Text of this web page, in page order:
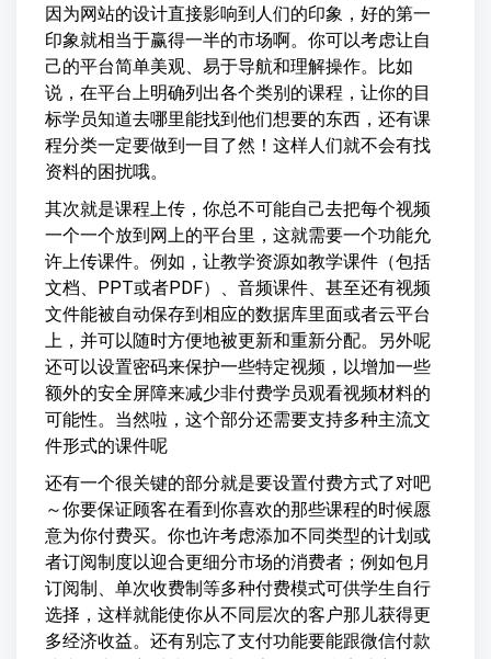
因为网站的设计直接影响到人们的印象，好的第一
印象就相当于赢得一半的市场啊。你可以考虑让自
己的平台简单美观、易于导航和理解操作。比如
说，在平台上明确列出各个类别的课程，让你的目
标学员知道去哪里能找到他们想要的东西，还有课
程分类一定要做到一目了然！这样人们就不会有找
资料的困扰哦。
其次就是课程上传，你总不可能自己去把每个视频
一个一个放到网上的平台里，这就需要一个功能允
许上传课件。例如，让教学资源如教学课件（包括
文档、PPT或者PDF）、音频课件、甚至还有视频
文件能被自动保存到相应的数据库里面或者云平台
上，并可以随时方便地被更新和重新分配。另外呢
还可以设置密码来保护一些特定视频，以增加一些
额外的安全屏障来减少非付费学员观看视频材料的
可能性。当然啦，这个部分还需要支持多种主流文
件形式的课件呢
还有一个很关键的部分就是要设置付费方式了对吧
～你要保证顾客在看到你喜欢的那些课程的时候愿
意为你付费买。你也许考虑添加不同类型的计划或
者订阅制度以迎合更细分市场的消费者；例如包月
订阅制、单次收费制等多种付费模式可供学生自行
选择，这样就能使你从不同层次的客户那儿获得更
多经济收益。还有别忘了支付功能要能跟微信付款